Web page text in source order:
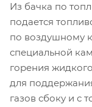
Из бачка по
подается
по воздушному
специальной
горения
для
газов сбоку и с